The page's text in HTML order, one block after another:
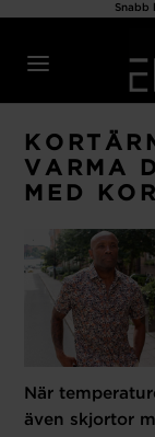
Snabb
VARMA
MED
När
även skjortor